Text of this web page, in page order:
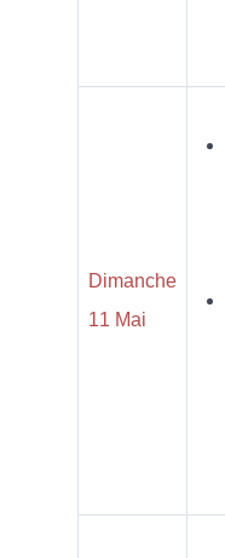
Dimanche
11 Mai